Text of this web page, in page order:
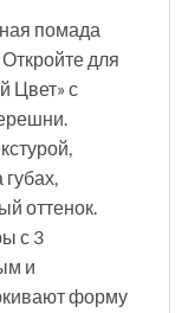
помада
Откройте для
Цвет» с
оттенок.
с 3
и
форму